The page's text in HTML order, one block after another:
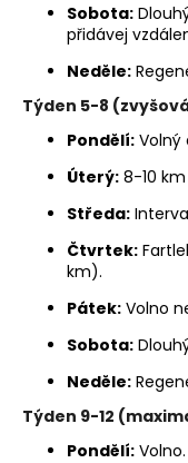
Sobota:
přidávej
Neděle:
Týden 5-8
Pondělí: Volný
Úterý: 8-10
Středa:
Čtvrtek:
km).
Pátek: Volno
Sobota:
Neděle:
Týden 9-12
Pondělí: Volno.
BĚŽECKÁ
OBUV
JOMA
RASE
Původně: